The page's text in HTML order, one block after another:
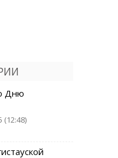
Дню
(12:48)